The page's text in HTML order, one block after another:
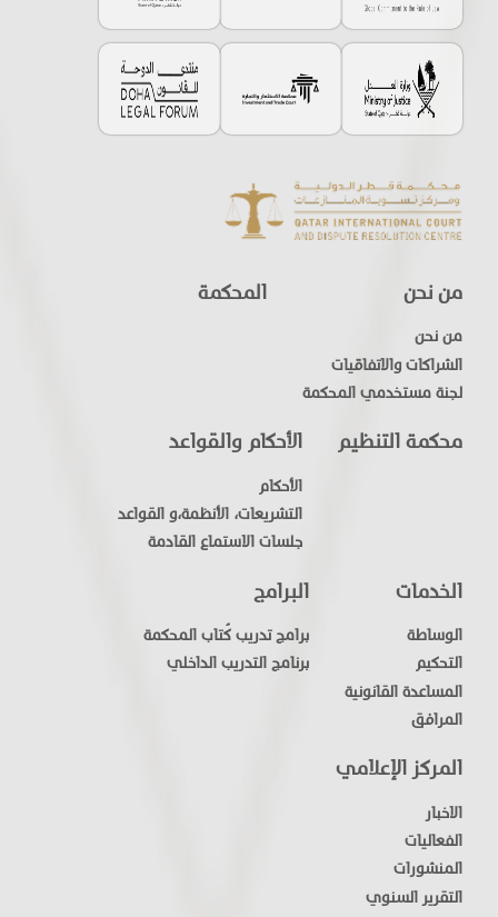
من نحن
من نحن
الشراكات والاتفاقيات
لجنة مستخدمي المحكمة
المحكمة
محكمة التنظيم الأحكام والقواعد
الأحكام
التشريعات، الأنظمة،و القواعد
جلسات الاستماع القادمة
الخدمات
الوساطة
التحكيم
المساعدة القانونية
المرافق
البرامج
برامج تدريب كُتاب المحكمة
برنامج التدريب الداخلي
المركز الإعلامي
الاخبار
الفعاليات
المنشورات
التقرير السنوي